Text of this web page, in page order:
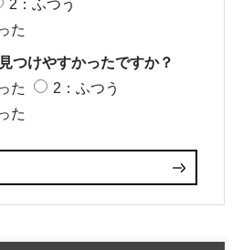
2：ふつう
た
つけやすかったですか？
た
2：ふつう
た